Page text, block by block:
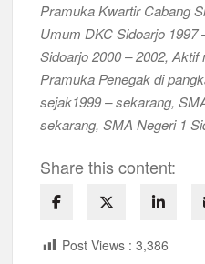
Pramuka Kwartir Cabang
Umum DKC Sidoarjo 1997
Sidoarjo 2000 – 2002,
Pramuka Penegak di
sejak1999 – sekarang,
sekarang, SMA Negeri 1
Share this content:
Post Views : 3,386